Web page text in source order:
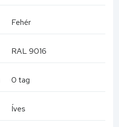
Fehér
RAL 9016
0 tag
Íves